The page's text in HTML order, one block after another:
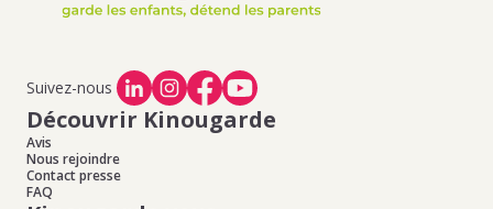
Suivez-nous
Découvrir Kinougarde
Avis
Nous rejoindre
Contact presse
FAQ